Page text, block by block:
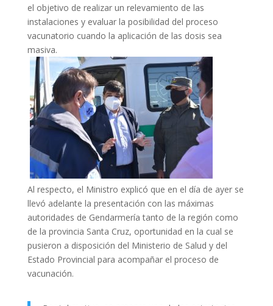
el objetivo de realizar un relevamiento de las
instalaciones y evaluar la posibilidad del proceso
vacunatorio cuando la aplicación de las dosis sea
masiva.
Al respecto, el Ministro explicó que en el día de ayer se
llevó adelante la presentación con las máximas
autoridades de Gendarmería tanto de la región como
de la provincia Santa Cruz, oportunidad en la cual se
pusieron a disposición del Ministerio de Salud y del
Estado Provincial para acompañar el proceso de
vacunación.